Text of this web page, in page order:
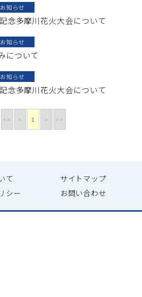
お知らせ
念多摩川花火大会について
お知らせ
について
お知らせ
念多摩川花火大会について
<< < 1 > >>
て
サイトマップ
シー
お問い合わせ